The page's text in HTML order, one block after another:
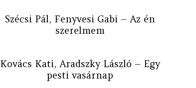
Szécsi Pál, Fenyvesi Gabi – Az én
szerelmem
Kovács Kati, Aradszky László – Egy
pesti vasárnap